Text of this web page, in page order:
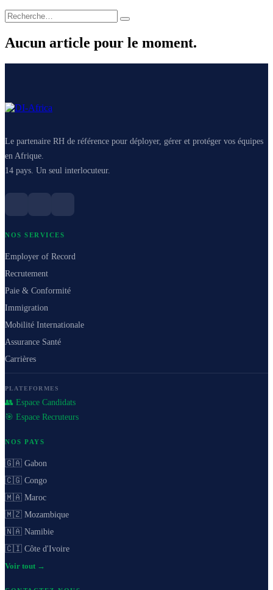
Aucun article pour le moment.
Le partenaire RH de référence pour déployer, gérer et protéger vos équipes
en Afrique.
14 pays. Un seul interlocuteur.
NOS SERVICES
Employer of Record
Recrutement
Paie & Conformité
Immigration
Mobilité Internationale
Assurance Santé
Carrières
PLATEFORMES
👥 Espace Candidats
🎯 Espace Recruteurs
NOS PAYS
🇬🇦 Gabon
🇨🇬 Congo
🇲🇦 Maroc
🇲🇿 Mozambique
🇳🇦 Namibie
🇨🇮 Côte d'Ivoire
Voir tout →